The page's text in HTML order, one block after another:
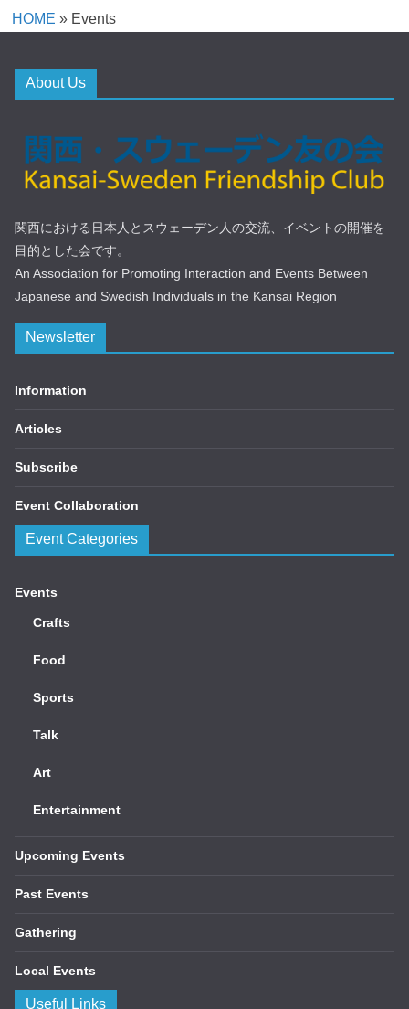
HOME » Events
About Us
関西における日本人とスウェーデン人の交流、イベントの開催を
目的とした会です。
An Association for Promoting Interaction and Events Between
Japanese and Swedish Individuals in the Kansai Region
Newsletter
Information
Articles
Subscribe
Event Collaboration
Event Categories
Events
Crafts
Food
Sports
Talk
Art
Entertainment
Upcoming Events
Past Events
Gathering
Local Events
Useful Links